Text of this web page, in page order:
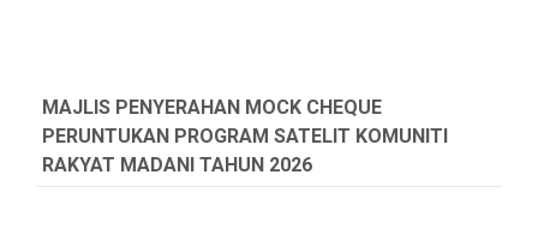
MAJLIS PENYERAHAN MOCK CHEQUE
PERUNTUKAN PROGRAM SATELIT KOMUNITI
RAKYAT MADANI TAHUN 2026